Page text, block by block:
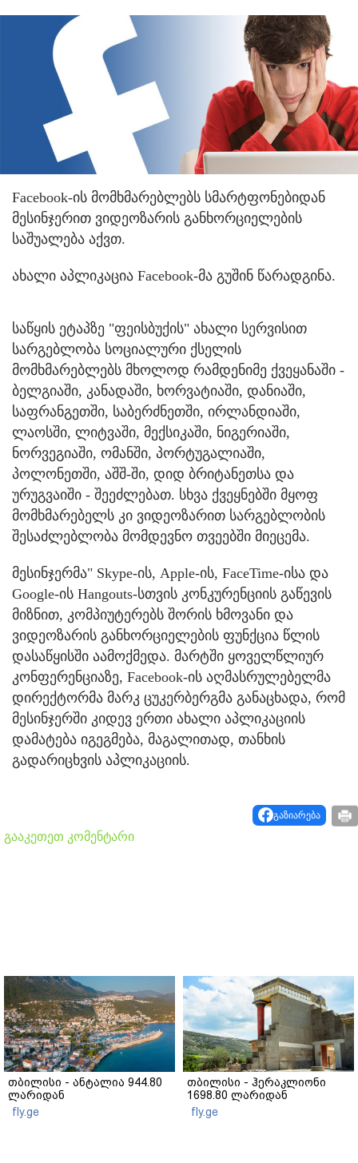
Facebook-ის მომხმარებლებს სმარტფონებიდან
მესინჯერით ვიდეოზარის განხორციელების
საშუალება აქვთ.
ახალი აპლიკაცია Facebook-მა გუშინ წარადგინა.
საწყის ეტაპზე "ფეისბუქის" ახალი სერვისით
სარგებლობა სოციალური ქსელის
მომხმარებლებს მხოლოდ რამდენიმე ქვეყანაში -
ბელგიაში, კანადაში, ხორვატიაში, დანიაში,
საფრანგეთში, საბერძნეთში, ირლანდიაში,
ლაოსში, ლიტვაში, მექსიკაში, ნიგერიაში,
ნორვეგიაში, ომანში, პორტუგალიაში,
პოლონეთში, აშშ-ში, დიდ ბრიტანეთსა და
ურუგვაიში - შეეძლებათ. სხვა ქვეყნებში მყოფ
მომხმარებელს კი ვიდეოზარით სარგებლობის
შესაძლებლობა მომდევნო თვეებში მიეცემა.
მესინჯერმა" Skype-ის, Apple-ის, FaceTime-ისა და
Google-ის Hangouts-სთვის კონკურენციის გაწევის
მიზნით, კომპიუტერებს შორის ხმოვანი და
ვიდეოზარის განხორციელების ფუნქცია წლის
დასაწყისში აამოქმედა. მარტში ყოველწლიურ
კონფერენციაზე, Facebook-ის აღმასრულებელმა
დირექტორმა მარკ ცუკერბერგმა განაცხადა, რომ
მესინჯერში კიდევ ერთი ახალი აპლიკაციის
დამატება იგეგმება, მაგალითად, თანხის
გადარიცხვის აპლიკაციის.
გაზიარება
გააკეთეთ კომენტარი
თბილისი - ანტალია 944.80
ლარიდან
fly.ge
თბილისი - ჰერაკლიონი
1698.80 ლარიდან
fly.ge